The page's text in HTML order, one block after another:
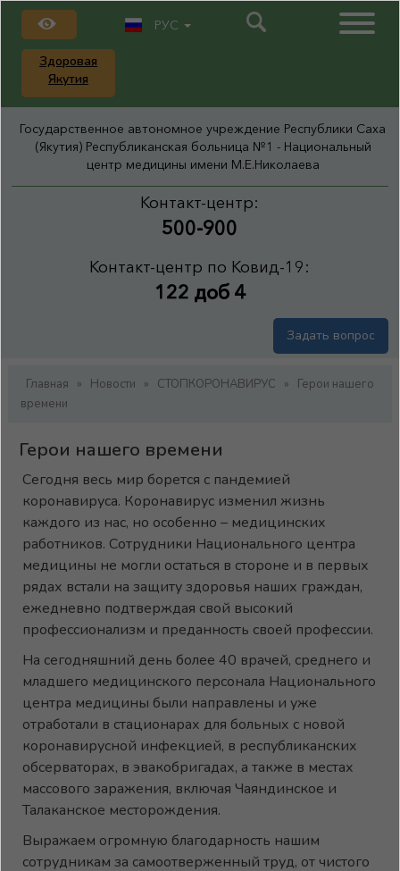
Здоровая
Якутия
РУС
Государственное автономное учреждение Республики Саха
(Якутия) Республиканская больница №1 - Национальный
центр медицины имени М.Е.Николаева
Контакт-центр:
500-900
Контакт-центр по Ковид-19:
122 доб 4
Задать вопрос
Главная » Новости » СТОПКОРОНАВИРУС »
Герои нашего
времени
Герои нашего времени
Сегодня весь мир борется с пандемией
коронавируса. Коронавирус изменил жизнь
каждого из нас, но особенно – медицинских
работников. Сотрудники Национального центра
медицины не могли остаться в стороне и в первых
рядах встали на защиту здоровья наших граждан,
ежедневно подтверждая свой высокий
профессионализм и преданность своей профессии.
На сегодняшний день более 40 врачей, среднего и
младшего медицинского персонала Национального
центра медицины были направлены и уже
отработали в стационарах для больных с новой
коронавирусной инфекцией, в республиканских
обсерваторах, в эвакобригадах, а также в местах
массового заражения, включая Чаяндинское и
Талаканское месторождения.
Выражаем огромную благодарность нашим
сотрудникам за самоотверженный труд, от чистого